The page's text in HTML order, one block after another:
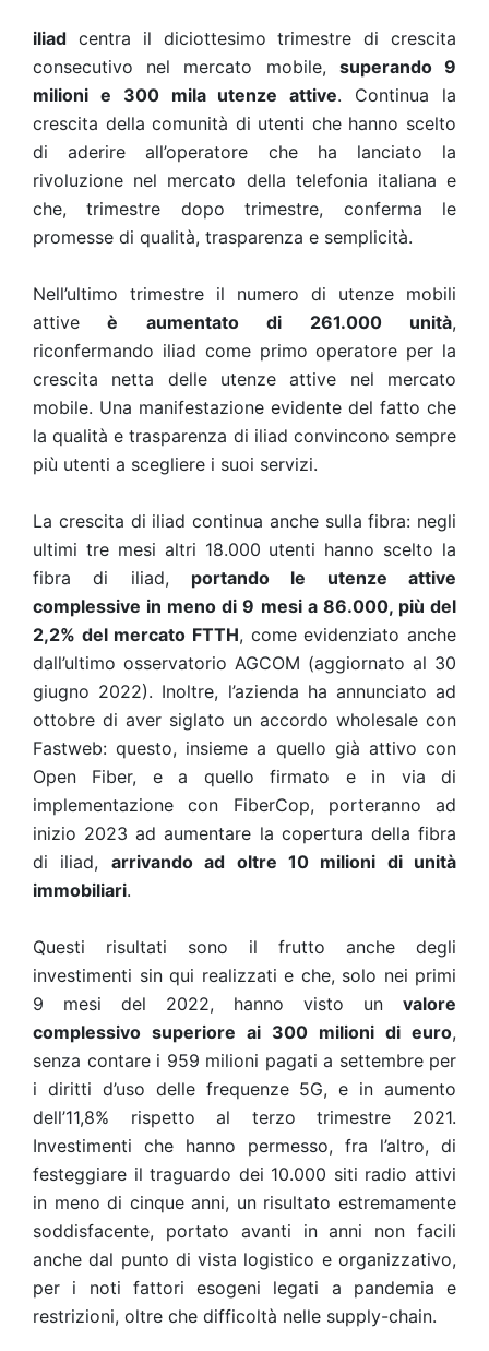
iliad centra il diciottesimo trimestre di crescita
consecutivo nel mercato mobile, superando 9
milioni e 300 mila utenze attive. Continua la
crescita della comunità di utenti che hanno scelto
di aderire all’operatore che ha lanciato la
rivoluzione nel mercato della telefonia italiana e
che, trimestre dopo trimestre, conferma le
promesse di qualità, trasparenza e semplicità.
Nell’ultimo trimestre il numero di utenze mobili
attive è aumentato di 261.000 unità,
riconfermando iliad come primo operatore per la
crescita netta delle utenze attive nel mercato
mobile. Una manifestazione evidente del fatto che
la qualità e trasparenza di iliad convincono sempre
più utenti a scegliere i suoi servizi.
La crescita di iliad continua anche sulla fibra: negli
ultimi tre mesi altri 18.000 utenti hanno scelto la
fibra di iliad, portando le utenze attive
complessive in meno di 9 mesi a 86.000, più del
2,2% del mercato FTTH, come evidenziato anche
dall’ultimo osservatorio AGCOM (aggiornato al 30
giugno 2022). Inoltre, l’azienda ha annunciato ad
ottobre di aver siglato un accordo wholesale con
Fastweb: questo, insieme a quello già attivo con
Open Fiber, e a quello firmato e in via di
implementazione con FiberCop, porteranno ad
inizio 2023 ad aumentare la copertura della fibra
di iliad, arrivando ad oltre 10 milioni di unità
immobiliari.
Questi risultati sono il frutto anche degli
investimenti sin qui realizzati e che, solo nei primi
9 mesi del 2022, hanno visto un valore
complessivo superiore ai 300 milioni di euro,
senza contare i 959 milioni pagati a settembre per
i diritti d’uso delle frequenze 5G, e in aumento
dell’11,8% rispetto al terzo trimestre 2021.
Investimenti che hanno permesso, fra l’altro, di
festeggiare il traguardo dei 10.000 siti radio attivi
in meno di cinque anni, un risultato estremamente
soddisfacente, portato avanti in anni non facili
anche dal punto di vista logistico e organizzativo,
per i noti fattori esogeni legati a pandemia e
restrizioni, oltre che difficoltà nelle supply-chain.